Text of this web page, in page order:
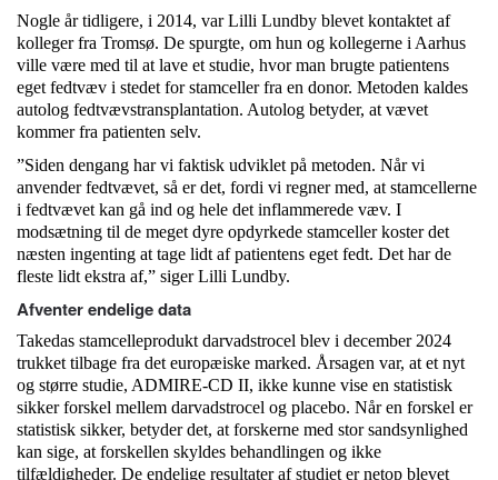
Nogle år tidligere, i 2014, var Lilli Lundby blevet kontaktet af
kolleger fra Tromsø. De spurgte, om hun og kollegerne i Aarhus
ville være med til at lave et studie, hvor man brugte patientens
eget fedtvæv i stedet for stamceller fra en donor. Metoden kaldes
autolog fedtvævstransplantation. Autolog betyder, at vævet
kommer fra patienten selv.
”Siden dengang har vi faktisk udviklet på metoden. Når vi
anvender fedtvævet, så er det, fordi vi regner med, at stamcellerne
i fedtvævet kan gå ind og hele det inflammerede væv. I
modsætning til de meget dyre opdyrkede stamceller koster det
næsten ingenting at tage lidt af patientens eget fedt. Det har de
fleste lidt ekstra af,” siger Lilli Lundby.
Afventer endelige data
Takedas stamcelleprodukt darvadstrocel blev i december 2024
trukket tilbage fra det europæiske marked. Årsagen var, at et nyt
og større studie, ADMIRE-CD II, ikke kunne vise en statistisk
sikker forskel mellem darvadstrocel og placebo. Når en forskel er
statistisk sikker, betyder det, at forskerne med stor sandsynlighed
kan sige, at forskellen skyldes behandlingen og ikke
tilfældigheder. De endelige resultater af studiet er netop blevet